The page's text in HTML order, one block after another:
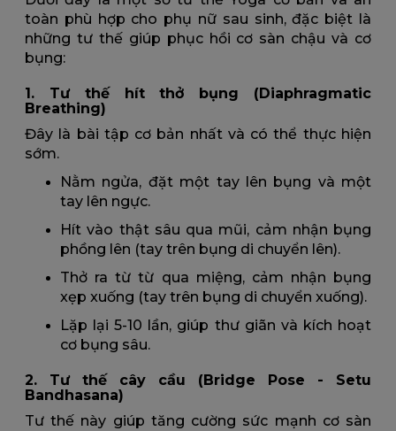
toàn phù hợp cho phụ nữ sau sinh, đặc biệt là
những tư thế giúp phục hồi cơ sàn chậu và cơ
bụng:
1. Tư thế hít thở bụng (Diaphragmatic
Breathing)
Đây là bài tập cơ bản nhất và có thể thực hiện
sớm.
Nằm ngửa, đặt một tay lên bụng và một
tay lên ngực.
Hít vào thật sâu qua mũi, cảm nhận bụng
phồng lên (tay trên bụng di chuyển lên).
Thở ra từ từ qua miệng, cảm nhận bụng
xẹp xuống (tay trên bụng di chuyển xuống).
Lặp lại 5-10 lần, giúp thư giãn và kích hoạt
cơ bụng sâu.
2. Tư thế cây cầu (Bridge Pose - Setu
Bandhasana)
Tư thế này giúp tăng cường sức mạnh cơ sàn